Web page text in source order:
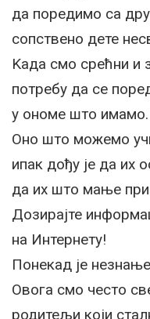
да поредимо са
сопствено дете
Kада смо срећни
потребу да се
у ономе што имамо.
Оно што можемо
ипак дођу је да их
да их што мање
Дозирајте
на Интернету!
Понекад је незнање
Овога смо често
родитељи који